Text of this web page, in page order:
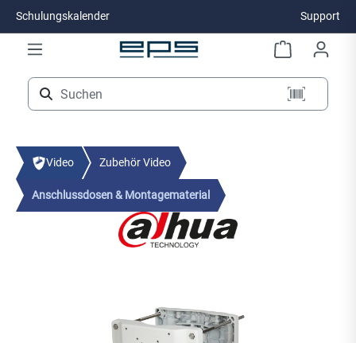
Zum Hauptinhalt springen
Schulungskalender Support
Video Zubehör Video
Anschlussdosen & Montagematerial